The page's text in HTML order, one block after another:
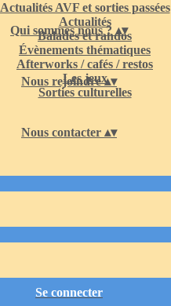
Actualités AVF et sorties passées
Actualités
Balades et randos
Évènements thématiques
Afterworks / cafés / restos
Les jeux
Sorties culturelles
Qui sommes nous ? ▴▾
Nous rejoindre▴▾
Nous contacter ▴▾
Se connecter